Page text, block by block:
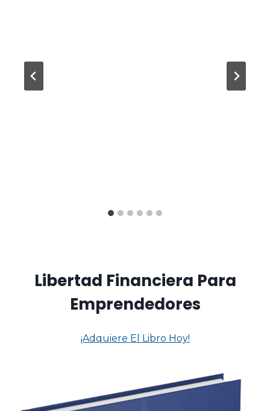
Libertad Financiera Para
Emprendedores
¡Adquiere El Libro Hoy!